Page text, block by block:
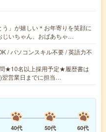
う」が嬉しい＊お年寄りを笑顔に
じいちゃん、おばあちゃ…
/ パソコンスキル不要 / 英語力不
★10名以上採用予定★履歴書は
営業日までに担当…
40代 50代
60代